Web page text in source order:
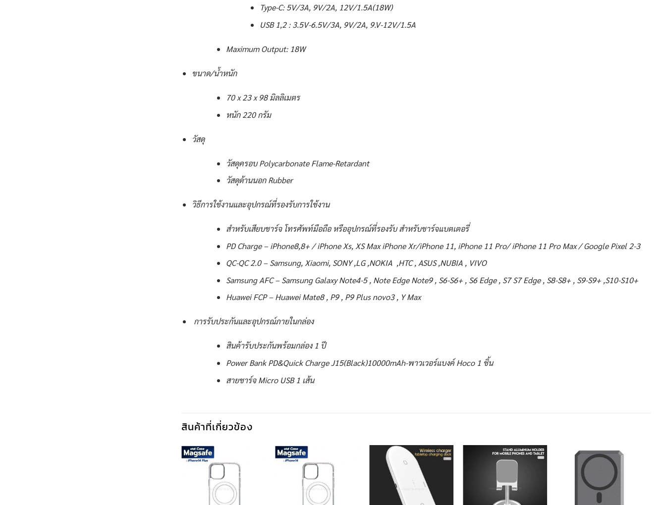
Type-C: 5V/3A, 9V/2A, 12V/1.5A(18W)
USB 1,2 : 3.5V-6.5V/3A, 9V/2A, 9.V-12V/1.5A
Maximum Output: 18W
ขนาด/น้ำหนัก
70 x 23 x 98 มิลลิเมตร
หนัก 220 กรัม
วัสดุ
วัสดุครอบ Polycarbonate Flame-Retardant
วัสดุด้านนอก Rubber
วิธีการใช้งานและอุปกรณ์ที่รองรับการใช้งาน
สำหรับเสียบชาร์จ โทรศัพท์มือถือ หรืออุปกรณ์ที่รองรับ สำหรับชาร์จแบตเตอรี่
PD Charge – iPhone8,8+ / iPhone Xs, XS Max iPhone Xr/iPhone 11, iPhone 11 Pro/ iPhone 11 Pro Max / Google Pixel 2-3
QC-QC 2.0 – Samsung, Xiaomi, SONY ,LG ,NOKIA ,HTC , ASUS ,NUBIA , VIVO
Samsung AFC – Samsung Galaxy Note4-5 , Note Edge Note9 , S6-S6+ , S6 Edge , S7 S7 Edge , S8-S8+ , S9-S9+ ,S10-S10+
Huawei FCP – Huawei Mate8 , P9 , P9 Plus novo3 , Y Max
การรับประกันและอุปกรณ์ภายในกล่อง
สินค้ารับประกันพร้อมกล่อง 1 ปี
Power Bank PD&Quick Charge J15(Black)10000mAh-พาวเวอร์แบงค์ Hoco 1 ชิ้น
สายชาร์จ Micro USB 1 เส้น
สินค้าที่เกี่ยวข้อง